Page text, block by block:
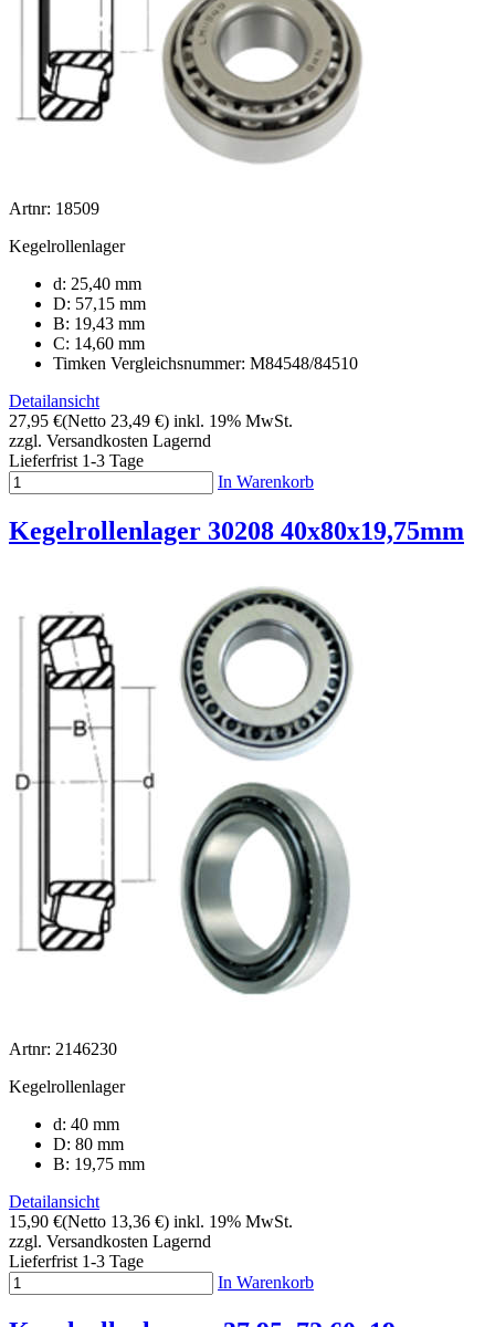
Artnr: 18509
Kegelrollenlager
d: 25,40 mm
D: 57,15 mm
B: 19,43 mm
C: 14,60 mm
Timken Vergleichsnummer: M84548/84510
Detailansicht
27,95 €(Netto 23,49 €) inkl. 19% MwSt.
zzgl. Versandkosten Lagernd
Lieferfrist 1-3 Tage
In Warenkorb
Kegelrollenlager 30208 40x80x19,75mm
Artnr: 2146230
Kegelrollenlager
d: 40 mm
D: 80 mm
B: 19,75 mm
Detailansicht
15,90 €(Netto 13,36 €) inkl. 19% MwSt.
zzgl. Versandkosten Lagernd
Lieferfrist 1-3 Tage
In Warenkorb